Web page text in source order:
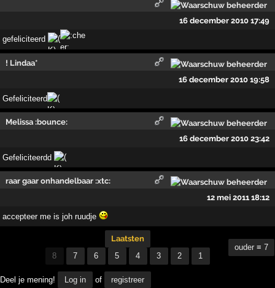
16 december 2010 17:49
gefeliciteerd
! Lindaa*
16 december 2010 19:58
Gefeliciteerd
Melissa :bounce:
16 december 2010 23:42
Gefeliciteerdd
raar gaar onhandelbaar :xtc:
12 mei 2011 18:12
accepteer me is joh ruudje
Laatsten
8
7 6 5 4 3 2 1
ouder ≡ 7
Deel je mening! Log in of registreer